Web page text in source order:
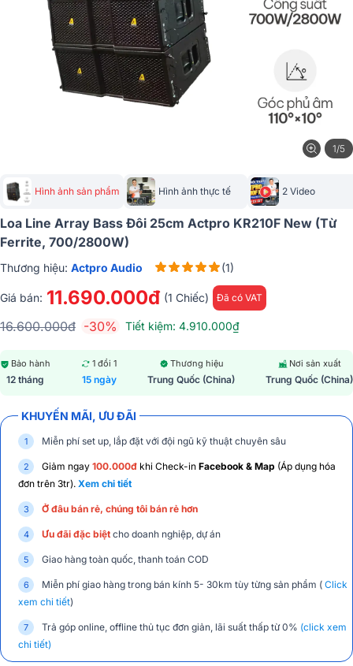
1/5
Hình ảnh sản phẩm Hình ảnh thực tế 2 Video
Loa Line Array Bass Đôi 25cm Actpro KR210F New (Từ
Ferrite, 700/2800W)
Thương hiệu: Actpro Audio (1)
Giá bán: 11.690.000đ (1 Chiếc) Đã có VAT
16.600.000đ -30% Tiết kiệm: 4.910.000₫
Bảo hành
12 tháng
1 đổi 1
15 ngày
Thương hiệu
Trung Quốc (China)
Nơi sản xuất
Trung Quốc (China)
KHUYẾN MÃI, ƯU ĐÃI
Miễn phí set up, lắp đặt với đội ngũ kỹ thuật chuyên sâu
Giảm ngay 100.000đ khi Check-in Facebook & Map (Áp dụng hóa
đơn trên 3tr). Xem chi tiết
Ở đâu bán rẻ, chúng tôi bán rẻ hơn
Ưu đãi đặc biệt cho doanh nghiệp, dự án
Giao hàng toàn quốc, thanh toán COD
Miễn phí giao hàng trong bán kính 5- 30km tùy từng sản phẩm ( Click
xem chi tiết)
Trả góp online, offline thủ tục đơn giản, lãi suất thấp từ 0% (click xem
chi tiết)